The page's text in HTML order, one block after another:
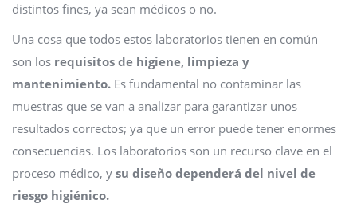
distintos fines, ya sean médicos o no.
Una cosa que todos estos laboratorios tienen en común
son los requisitos de higiene, limpieza y
mantenimiento. Es fundamental no contaminar las
muestras que se van a analizar para garantizar unos
resultados correctos; ya que un error puede tener enormes
consecuencias. Los laboratorios son un recurso clave en el
proceso médico, y su diseño dependerá del nivel de
riesgo higiénico.